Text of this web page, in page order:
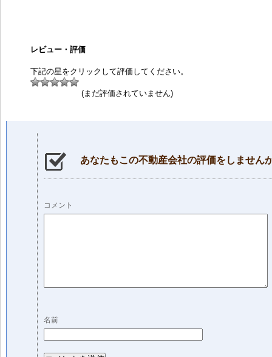
レビュー・評価
下記の星をクリックして評価してください。
(まだ評価されていません)
あなたもこの不動産会社の評価をしません
コメント
名前